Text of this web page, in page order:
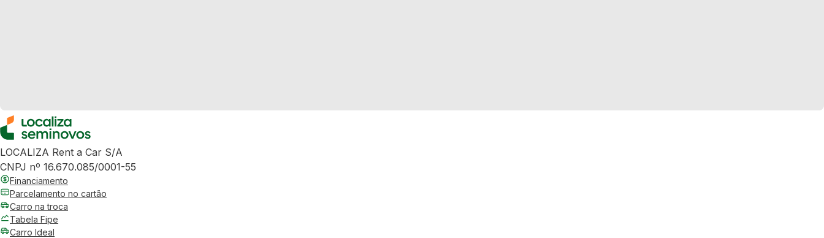
LOCALIZA Rent a Car S/A
CNPJ nº 16.670.085/0001-55
Financiamento
Parcelamento no cartão
Carro na troca
Tabela Fipe
Carro Ideal